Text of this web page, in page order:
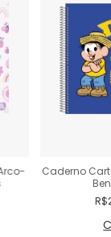
Caderno